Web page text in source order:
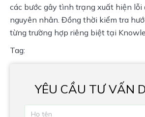
các bước gây tình trạng xuất hiện lỗi
nguyên nhân. Đồng thời kiểm tra
từng trường hợp riêng biệt tại
Tag:
YÊU CẦU TƯ VẤN